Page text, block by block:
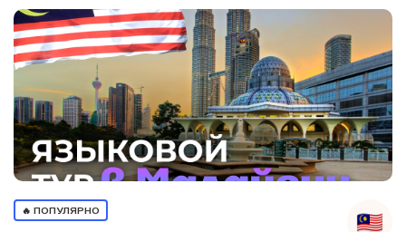
🔥 ПОПУЛЯРНО